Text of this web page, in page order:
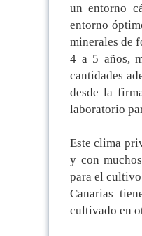
un entorno
entorno
minerales de
4 a 5 años,
cantidades
desde la
laboratorio
Este clima
y con
para el
Canarias
cultivado en